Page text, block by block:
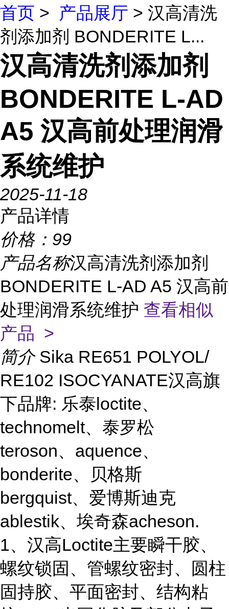
首页 > 产品展厅 > 汉高清洗
剂添加剂 BONDERITE L...
汉高清洗剂添加剂
BONDERITE L-AD
A5 汉高前处理润滑
系统维护
2025-11-18
产品详情
价格： 99
产品名称汉高清洗剂添加剂
BONDERITE L-AD A5 汉高前
处理润滑系统维护 查看相似
产品 >
简介 Sika RE651 POLYOL/
RE102 ISOCYANATE汉高旗
下品牌: 乐泰loctite、
technomelt、泰罗松
teroson、aquence、
bonderite、贝格斯
bergquist、爱博斯迪克
ablestik、埃奇森acheson.
1、汉高Loctite主要瞬干胶、
螺纹锁固、管螺纹密封、圆柱
固持胶、平面密封、结构粘